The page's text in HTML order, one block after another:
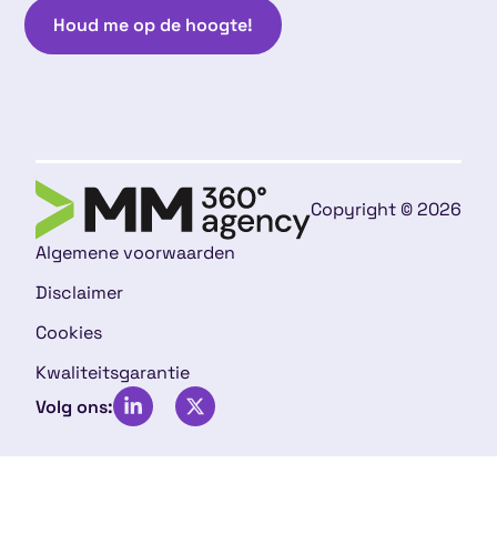
Houd me op de hoogte!
Copyright © 2026
Algemene voorwaarden
Disclaimer
Cookies
Kwaliteitsgarantie
Volg ons: